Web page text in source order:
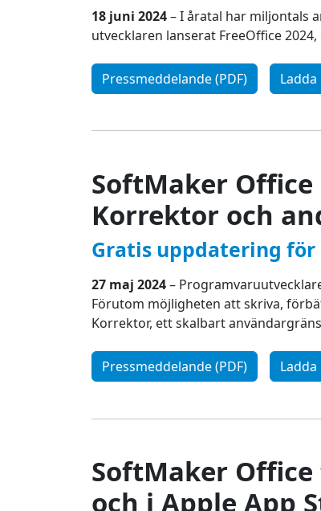
18 juni 2024– I åratal har miljontals
utvecklaren lanserat FreeOffice
Pressmeddelande (PDF)
SoftMaker
Korrektor och
Gratis uppdatering
27 maj 2024–
Förutom möjligheten att skriva,
Korrektor, ett skalbart
Pressmeddelande (PDF)
SoftMaker
och i Apple App